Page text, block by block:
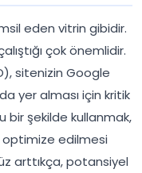
eden vitrin gibidir.
çok önemlidir.
sitenizin Google
yer alması için kritik
bir şekilde kullanmak,
edilmesi
arttıkça, potansiyel